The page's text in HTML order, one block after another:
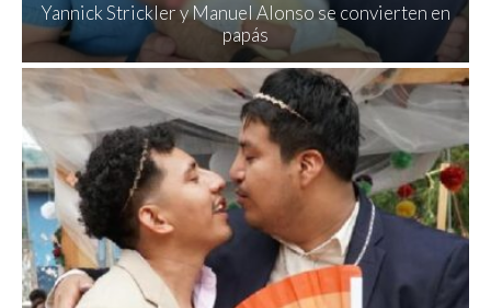
Yannick Strickler y Manuel Alonso se convierten en
papás